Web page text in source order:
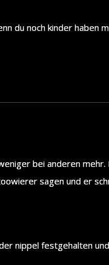
du noch kinder haben
bei anderen
sagen und er
nippel festgehalten